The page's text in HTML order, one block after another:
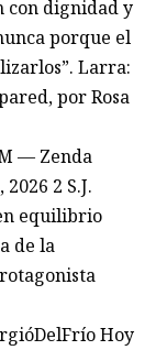
con dignidad y
porque el
Larra:
por Rosa
— Zenda
2 S.J.
equilibrio
de la
Hoy